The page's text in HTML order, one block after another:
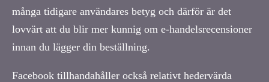
många tidigare användares betyg och därför är det
lovvärt att du blir mer kunnig om e-handelsrecensioner
innan du lägger din beställning.
Facebook tillhandahåller också relativt hedervärda